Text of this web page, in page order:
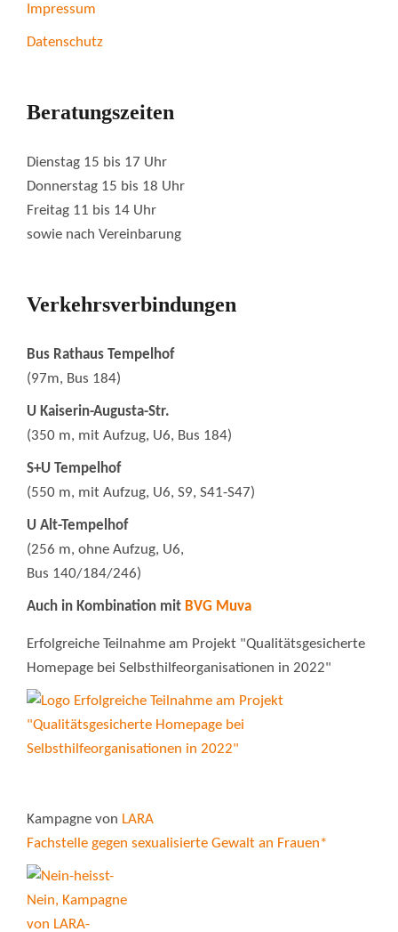
Impressum
Datenschutz
Beratungszeiten
Dienstag 15 bis 17 Uhr
Donnerstag 15 bis 18 Uhr
Freitag 11 bis 14 Uhr
sowie nach Vereinbarung
Verkehrsverbindungen
Bus Rathaus Tempelhof
(97m, Bus 184)
U Kaiserin-Augusta-Str.
(350 m, mit Aufzug, U6, Bus 184)
S+U Tempelhof
(550 m, mit Aufzug, U6, S9, S41-S47)
U Alt-Tempelhof
(256 m, ohne Aufzug, U6,
Bus 140/184/246)
Auch in Kombination mit BVG Muva
Erfolgreiche Teilnahme am Projekt "Qualitätsgesicherte
Homepage bei Selbsthilfeorganisationen in 2022"
Kampagne von LARA
Fachstelle gegen sexualisierte Gewalt an Frauen*